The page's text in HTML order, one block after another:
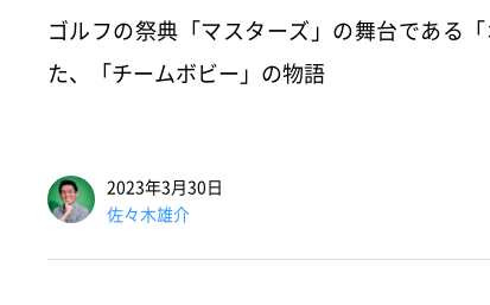
ゴルフの祭典「マスターズ」の舞台である
た、「チームボビー」の物語
2023年3月30日
佐々木雄介